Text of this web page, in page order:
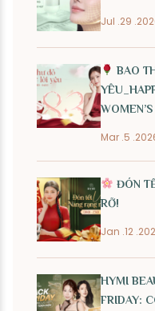
Jul .29
BAO
Mar .5
ĐÓN
RỠ!
Jan .12
HYMI
FRIDAY: